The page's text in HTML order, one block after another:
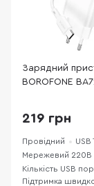
Зарядний
BOROFONE
219 грн
Провідний
USB
Мережевий 220В
Кількість USB
Підтримка